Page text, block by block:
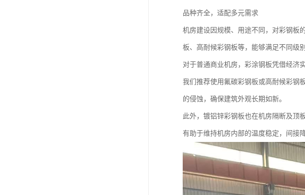
品种齐全，适配多元需求
机房建设因规模、用途不同，对彩钢板
板、高耐候彩钢板等，能够满足不同级
对于普通商业机房，彩涂钢板凭借经济
我们推荐使用氟碳彩钢板或高耐候彩钢
的侵蚀，确保建筑外观长期如新。
此外，镀铝锌彩钢板也在机房隔断及顶
有助于维持机房内部的温度稳定，间接